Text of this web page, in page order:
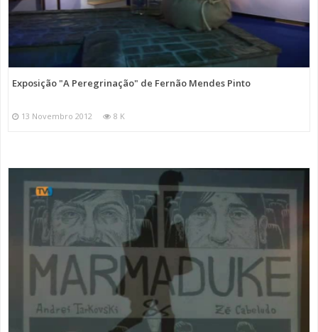
Exposição "A Peregrinação" de Fernão Mendes Pinto
13 Novembro 2012 8 K